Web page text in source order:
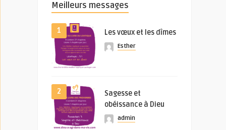
Meilleurs messages
1 Les vœux et les dîmes
Esther
2
Sagesse et
obéissance à Dieu
admin